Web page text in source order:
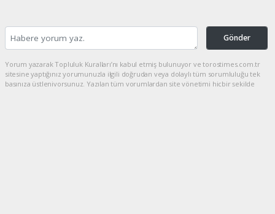
Gönder
Yorum yazarak Topluluk Kuralları’nı kabul etmiş bulunuyor ve torostimes.com.tr
sitesine yaptığınız yorumunuzla ilgili doğrudan veya dolaylı tüm sorumluluğu tek
başınıza üstleniyorsunuz. Yazılan tüm yorumlardan site yönetimi hiçbir şekilde